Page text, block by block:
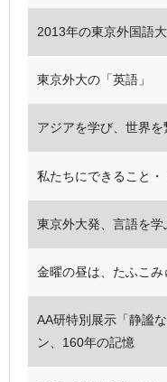
2013年の東京外国語
東京外大の「英語」
アジアを学び、世界を
私たちにできること
東京外大発、言語を学
金曜の昼は、たふこ
AA研特別展示「静謐
ン、160年の記憶